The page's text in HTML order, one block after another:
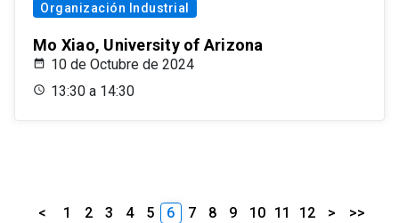
Organización Industrial
Mo Xiao, University of Arizona
10 de Octubre de 2024
13:30 a 14:30
< 1 2 3 4 5 6 7 8 9 10 11 12 > >>